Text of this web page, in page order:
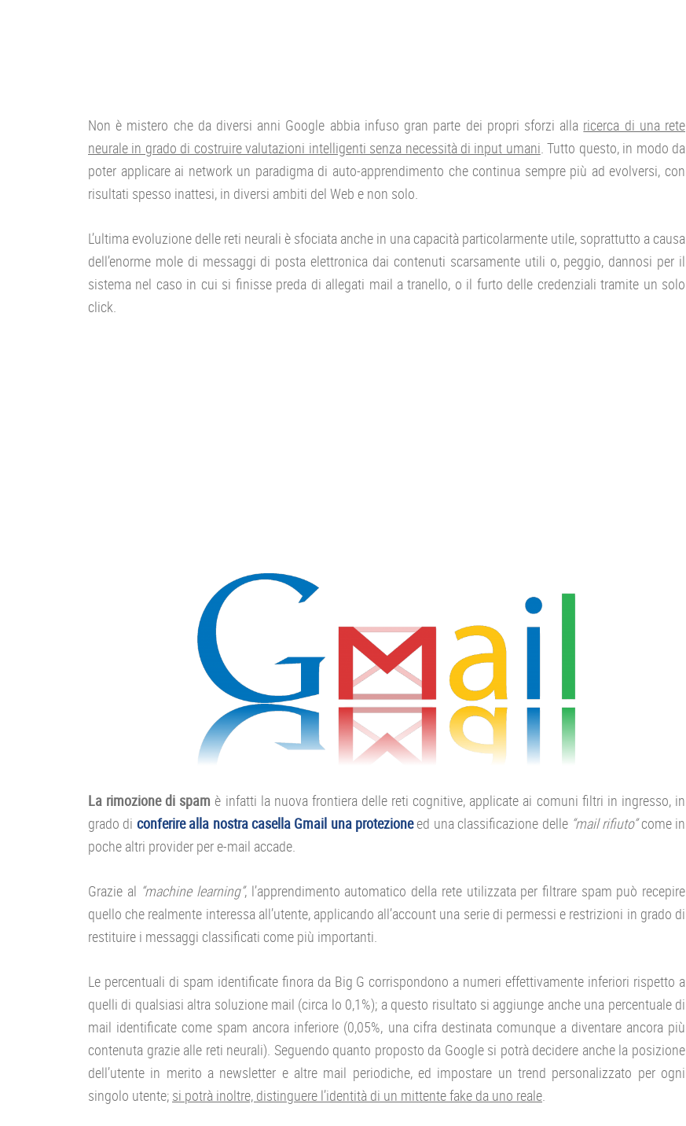
Non è mistero che da diversi anni Google abbia infuso gran parte dei propri sforzi alla ricerca di una rete
neurale in grado di costruire valutazioni intelligenti senza necessità di input umani. Tutto questo, in modo da
poter applicare ai network un paradigma di auto-apprendimento che continua sempre più ad evolversi, con
risultati spesso inattesi, in diversi ambiti del Web e non solo.
L’ultima evoluzione delle reti neurali è sfociata anche in una capacità particolarmente utile, soprattutto a causa
dell’enorme mole di messaggi di posta elettronica dai contenuti scarsamente utili o, peggio, dannosi per il
sistema nel caso in cui si finisse preda di allegati mail a tranello, o il furto delle credenziali tramite un solo
click.
La rimozione di spam è infatti la nuova frontiera delle reti cognitive, applicate ai comuni filtri in ingresso, in
grado di conferire alla nostra casella Gmail una protezioneed una classificazione delle “mail rifiuto”come in
poche altri provider per e-mail accade.
Grazie al “machine learning”, l’apprendimento automatico della rete utilizzata per filtrare spam può recepire
quello che realmente interessa all’utente, applicando all’account una serie di permessi e restrizioni in grado di
restituire i messaggi classificati come più importanti.
Le percentuali di spam identificate finora da Big G corrispondono a numeri effettivamente inferiori rispetto a
quelli di qualsiasi altra soluzione mail (circa lo 0,1%); a questo risultato si aggiunge anche una percentuale di
mail identificate come spam ancora inferiore (0,05%, una cifra destinata comunque a diventare ancora più
contenuta grazie alle reti neurali). Seguendo quanto proposto da Google si potrà decidere anche la posizione
dell’utente in merito a newsletter e altre mail periodiche, ed impostare un trend personalizzato per ogni
singolo utente; si potrà inoltre, distinguere l’identità di un mittente fake da uno reale.